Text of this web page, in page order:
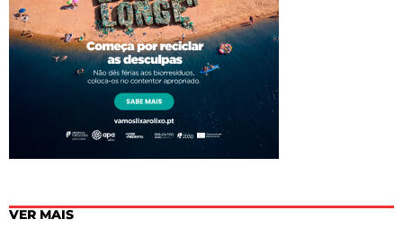
VER MAIS